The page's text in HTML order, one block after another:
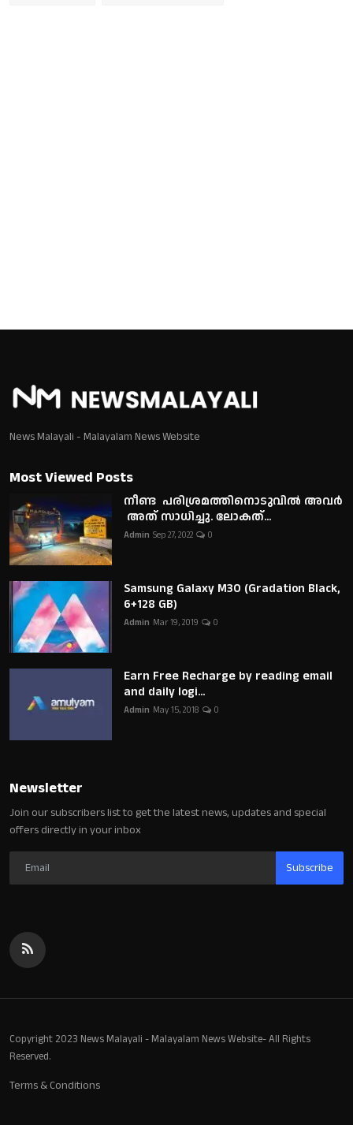
News Malayali - Malayalam News Website
Most Viewed Posts
നീണ്ട പരിശ്രമത്തിനൊടുവിൽ അവർ
അത് സാധിച്ചു. ലോകത്...
Admin Sep 27, 2022 0
Samsung Galaxy M30 (Gradation Black,
6+128 GB)
Admin Mar 19, 2019 0
Earn Free Recharge by reading email
and daily logi...
Admin May 15, 2018 0
Newsletter
Join our subscribers list to get the latest news, updates and special
offers directly in your inbox
Subscribe
Copyright 2023 News Malayali - Malayalam News Website- All Rights
Reserved.
Terms & Conditions